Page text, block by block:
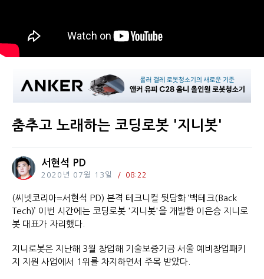
춤추고 노래하는 코딩로봇 '지니봇'
서현석 PD
2020년 07월 13일 08:22
(씨넷코리아=서현석 PD) 본격 테크니컬 뒷담화 ‘백테크(Back
Tech)’ 이번 시간에는 코딩로봇 '지니봇'을 개발한 이은승 지니로
봇 대표가 자리했다.
지니로봇은 지난해 3월 창업해 기술보증기금 서울 예비창업패키
지 지원 사업에서 1위를 차지하면서 주목 받았다.